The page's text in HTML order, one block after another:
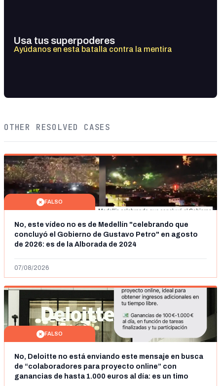
Usa tus superpoderes
Ayúdanos en esta batalla contra la mentira
OTHER RESOLVED CASES
FALSO
No, este vídeo no es de Medellín "celebrando que
concluyó el Gobierno de Gustavo Petro" en agosto
de 2026: es de la Alborada de 2024
07/08/2026
FALSO
No, Deloitte no está enviando este mensaje en busca
de “colaboradores para proyecto online” con
ganancias de hasta 1.000 euros al día: es un timo